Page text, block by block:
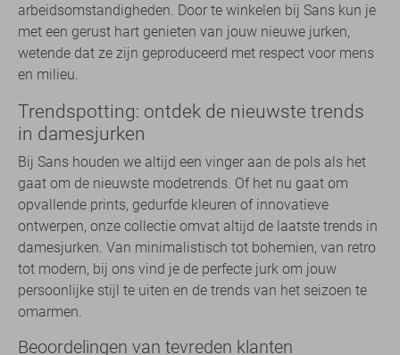
arbeidsomstandigheden. Door te winkelen bij Sans kun je
met een gerust hart genieten van jouw nieuwe jurken,
wetende dat ze zijn geproduceerd met respect voor mens
en milieu.
Trendspotting: ontdek de nieuwste trends
in damesjurken
Bij Sans houden we altijd een vinger aan de pols als het
gaat om de nieuwste modetrends. Of het nu gaat om
opvallende prints, gedurfde kleuren of innovatieve
ontwerpen, onze collectie omvat altijd de laatste trends in
damesjurken. Van minimalistisch tot bohemien, van retro
tot modern, bij ons vind je de perfecte jurk om jouw
persoonlijke stijl te uiten en de trends van het seizoen te
omarmen.
Beoordelingen van tevreden klanten